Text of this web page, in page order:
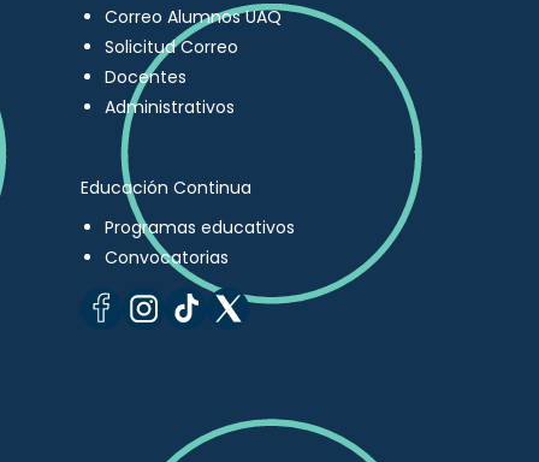
Correo Alumnos UAQ
Solicitud Correo
Docentes
Administrativos
Educación Continua
Programas educativos
Convocatorias